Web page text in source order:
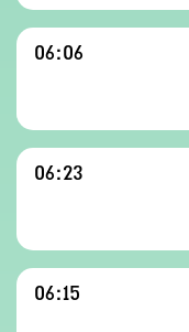
06:06
06:23
06:15